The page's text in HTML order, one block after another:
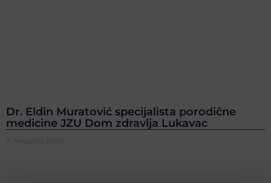
Dr. Eldin Muratović specijalista porodične
medicine JZU Dom zdravlja Lukavac
7. Augusta 2026.